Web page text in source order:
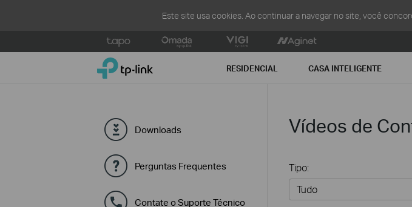
Este site usa cookies. Ao continuar a navegar no site, você
to
TP-Link, Reliably Smart RESIDENCIAL CASA INTELIGENTE
Downloads
Perguntas Frequentes
Contate o Suporte Técnico
Vídeos de
Tipo: